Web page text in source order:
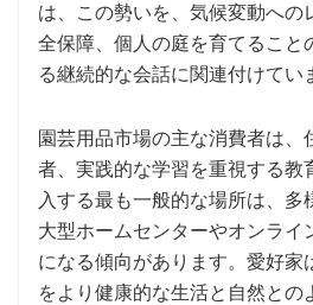
は、この勢いを、気候変動への
全保障、個人の庭を育てること
る継続的な会話に関連付けてい
園芸用品市場の主な消費者は、
者、実践的な学習を重視する教
入する最も一般的な場所は、多
大型ホームセンターやオンライ
になる傾向があります。愛好家
をより健康的な生活と自然との